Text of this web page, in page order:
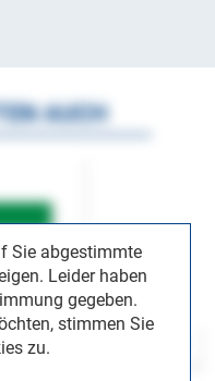
Sie abgestimmte
Leider haben
gegeben.
stimmen Sie
zu.
AUCH